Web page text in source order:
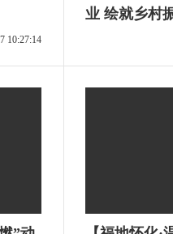
10:27:14
业 绘就乡村